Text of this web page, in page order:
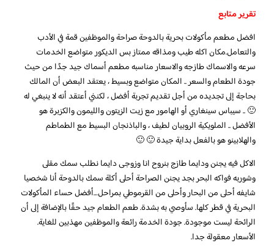
تقرير متابع
افضل مطعم مأكولات بحرية بالدوحة صراحة والموظفين قمة في الأدب
والتعامل.مكان اكله طيب ومذاقه ممتاز بس الديكور متواضع الخدمات
سرعه والاسماك طازجه والاسعار مناسبه مطعم أسماك جيد جدًا من حيث
جودة الطعام والسعر .. المكان متواضع وبسيط ، يعتقد البعض أن المالك
بحاجة إلى تجديده من أجل تقديم تجربة أفضل ، لكنني أعتقد أنه لا ينبغي له
🙂 .. سيباس سينغاري أو الهامور مع زيت الزيتون والليمون والكزبرة هو
الأفضل .. الملويكية الروبيان لطيف ، والباذنجان البسيط مع الطماطم
والهلابينو هو بالفعل بداية جيدة 🙂 🙂
الاكل فيه يجنن ودايما طازج بنروح انا وزوجى دايما نطلب سمك مقلى
وشوربه فواكه البحر بجد يجننالصراحة أحلى أكلة سمك بالدوحة أنا شخصيا
شايفه أحلى من البحار وأحلى من القرموطي بمراحل…أفضل حساء المأكولات
البحرية في قطر كلها. سأوصي به بشدة. طعم الطعام جيد حقًا بالإضافة إلى أن
الرائحة ليست موجودة. جودة الخدمة رائعة والموظفين مهذبين للغاية.
الأسعار معقولة جدا.